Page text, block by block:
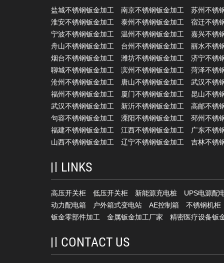
盐城不锈钢钣金加工 南京不锈钢钣金加工 苏州不锈
淮安不锈钢钣金加工
泰州不锈钢钣金加工 宿迁不锈
宁波不锈钢钣金加工
温州不锈钢钣金加工 嘉兴不锈
舟山不锈钢钣金加工
台州不锈钢钣金加工 丽水不锈
烟台不锈钢钣金加工
潍坊不锈钢钣金加工 济宁不锈
聊城不锈钢钣金加工
滨州不锈钢钣金加工 菏泽不锈
沧州不锈钢钣金加工
唐山不锈钢钣金加工 武汉不锈
福州不锈钢钣金加工
厦门不锈钢钣金加工 昆山不锈
武汉不锈钢钣金加工
新沂不锈钢钣金加工 高邮不锈
句容不锈钢钣金加工
溧阳不锈钢钣金加工 邳州不锈
福建不锈钢钣金加工
江西不锈钢钣金加工 广东不锈
山西不锈钢钣金加工
辽宁不锈钢钣金加工 吉林不锈
LINKS
高压开关柜 低压开关柜 新能源充电桩 UPS电源配
动力配电箱
户外箱式变电站 AE控制箱 不锈钢机柜
钣金零部件加工
金属钣金加工厂家 精密医疗设备钣
CONTACT US